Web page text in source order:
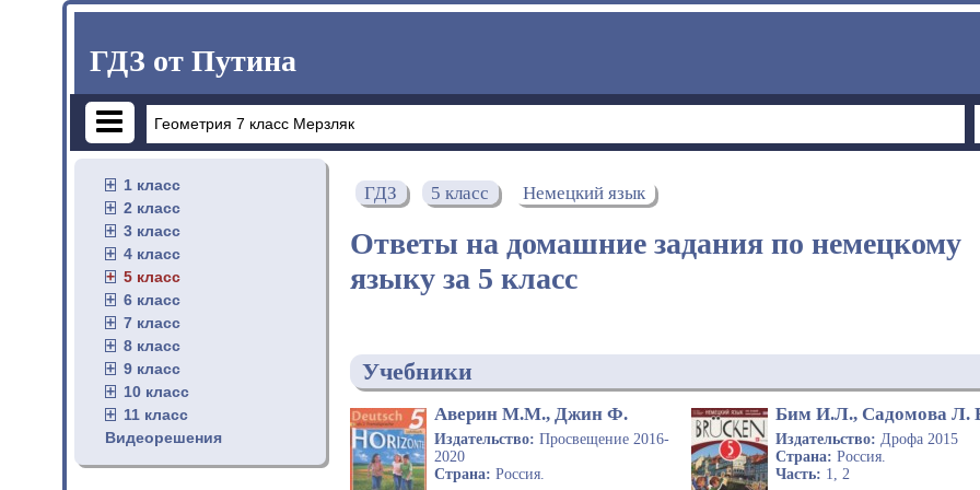
ГДЗ от Путина
1 класс
2 класс
3 класс
4 класс
5 класс
6 класс
7 класс
8 класс
9 класс
10 класс
11 класс
Видеорешения
ГДЗ 5 класс Немецкий язык
Ответы на домашние задания по немецкому
языку за 5 класс
Учебники
Аверин М.М., Джин Ф.
Издательство: Просвещение 2016-
2020
Страна: Россия.
Бим И.Л., Садомова Л.
Издательство: Дрофа 2015
Страна:Россия.
Часть: 1, 2